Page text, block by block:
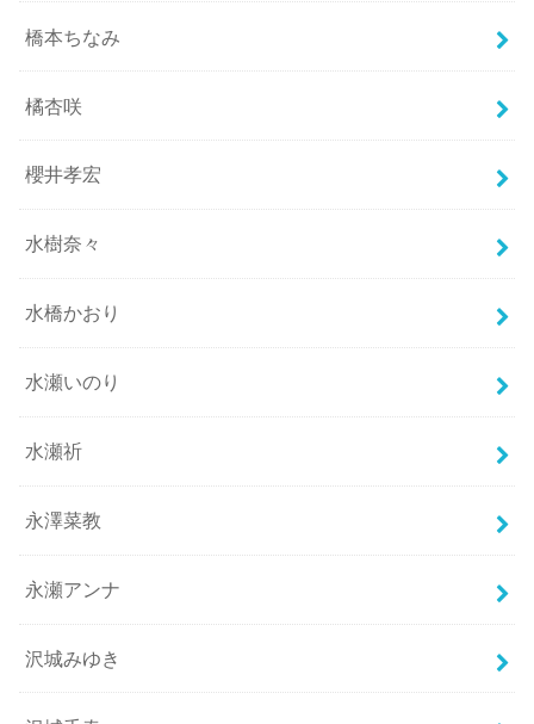
橋本ちなみ
橘杏咲
櫻井孝宏
水樹奈々
水橋かおり
水瀬いのり
水瀬祈
永澤菜教
永瀬アンナ
沢城みゆき